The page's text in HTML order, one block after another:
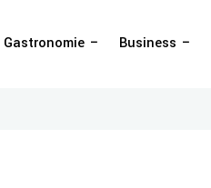
Gastronomie Business